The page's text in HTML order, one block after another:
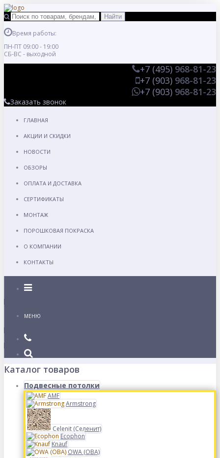
Время работы:
ПН-ПТ 09:00 - 19:00
СБ-ВС - выходной
+7 (495) 968-81-23
+7 (903) 968-81-23
+7 (903) 968-81-23
Заказать звонок
ГЛАВНАЯ
АКЦИИ И СКИДКИ
НОВОСТИ
ОБЗОРЫ
ОПЛАТА И ДОСТАВКА
СЕРТИФИКАТЫ
МОНТАЖ
ПОРОШКОВАЯ ПОКРАСКА
О КОМПАНИИ
КОНТАКТЫ
Каталог
МЕНЮ
Каталог товаров
Подвесные потолки
AMF
Armstrong
Celenit (Селенит)
Ecophon
Knauf
OWA (ОВА)